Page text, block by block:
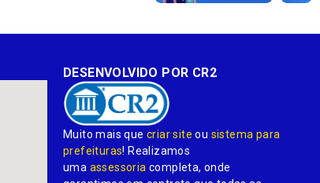
DESENVOLVIDO POR CR2
Muito mais quecriar site ou sistema para
prefeituras! Realizamos
uma assessoria completa, onde